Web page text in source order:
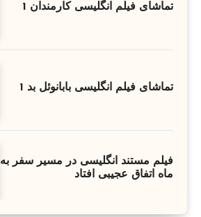
تماشای فیلم انگلیسی کارمندان 1
تماشای فیلم انگلیسی بابانوئل بد 1
فیلم مستند انگلیسی در مسیر سفر به
ماه اتفاق عجیبی افتاد